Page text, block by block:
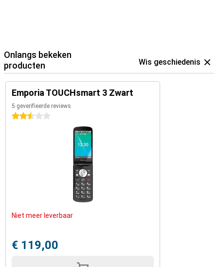
Onlangs bekeken
producten
Wis geschiedenis
Emporia TOUCHsmart 3 Zwart
5 geverifieerde reviews
2.5 sterren
Niet meer leverbaar
€ 119,00